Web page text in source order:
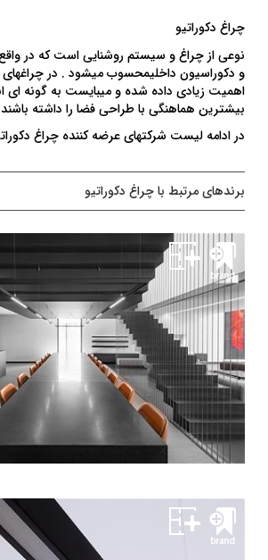
چراغ دکوراتیو
نوعی از چراغ و سیستم روشنایی است که در
و دکوراسیون داخلیمحسوب میشود . در چراغهای
اهمیت زیادی داده شده و میبایست به گونه ای
بیشترین هماهنگی با طراحی فضا را داشته باشند
در ادامه لیست شرکتهای عرضه کننده چراغ
برندهای مرتبط با چراغ دکوراتیو